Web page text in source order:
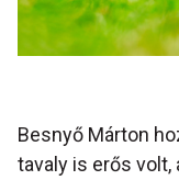
Besnyő Márton
tavaly is erős